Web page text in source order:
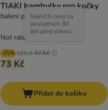
TIAKI bambulky pro kočky
balení po 3 ks
-25% běžně97 Kč
Nejnižší cena za
posledních 30
dní před slevou
73 Kč
Not rated
Přidat do košíku